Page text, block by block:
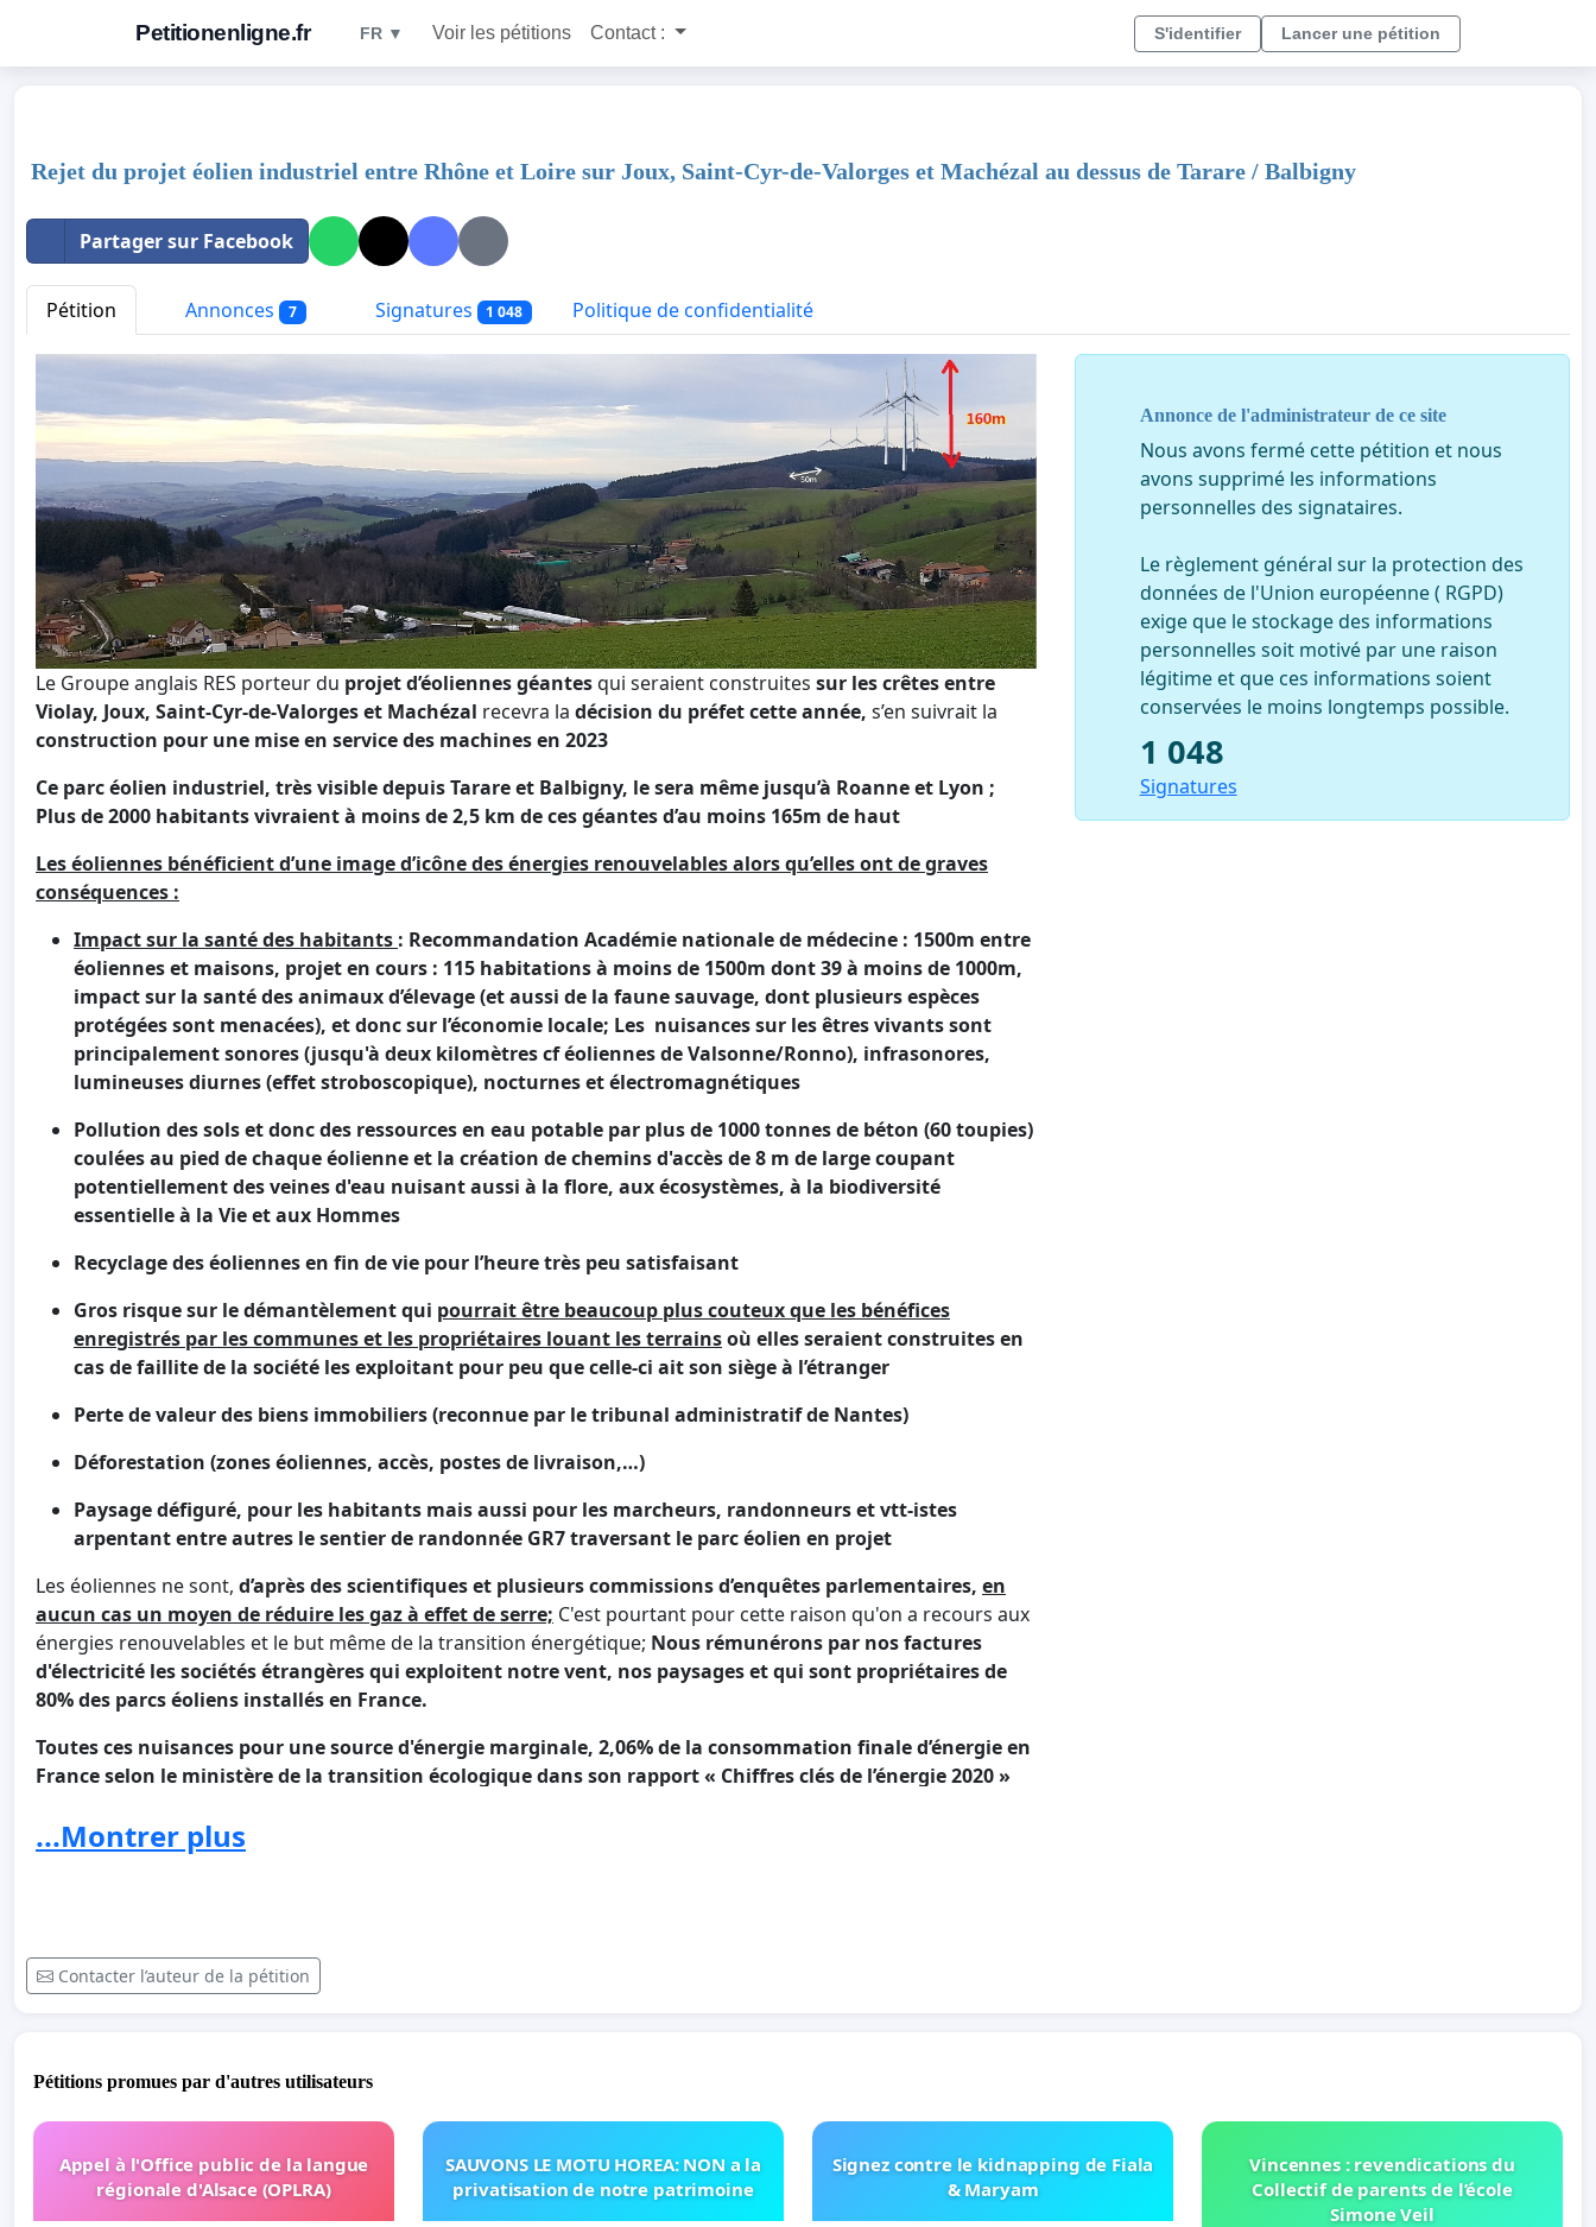
Petitionenligne.fr FR ▼ Voir les pétitions Contact : S'identifier Lancer une pétition
Rejet du projet éolien industriel entre Rhône et Loire sur Joux, Saint-Cyr-de-Valorges et Machézal au dessus de Tarare / Balbigny
Partager sur Facebook
Pétition Annonces 7 Signatures 1 048 Politique de confidentialité
Le Groupe anglais RES porteur du projet d’éoliennes géantesqui seraient construites sur les crêtes entre
Violay, Joux, Saint-Cyr-de-Valorges et Machézal recevra la décision du préfet cette année, s’en suivrait la
construction pour une mise en service des machines en 2023
Ce parc éolien industriel, très visible depuis Tarare et Balbigny, le sera même jusqu’à Roanne et Lyon ;
Plus de 2000 habitants vivraient à moins de 2,5 km de ces géantes d’au moins 165m de haut
Les éoliennes bénéficient d’une image d’icône des énergies renouvelables alors qu’elles ont de graves
conséquences :
Impact sur la santé des habitants : Recommandation Académie nationale de médecine : 1500m entre
éoliennes et maisons, projet en cours : 115 habitations à moins de 1500m dont 39 à moins de 1000m,
impact sur la santé des animaux d’élevage (et aussi de la faune sauvage, dont plusieurs espèces
protégées sont menacées), et donc sur l’économie locale; Les nuisances sur les êtres vivants sont
principalement sonores (jusqu'à deux kilomètres cf éoliennes de Valsonne/Ronno), infrasonores,
lumineuses diurnes (effet stroboscopique), nocturnes et électromagnétiques
Pollution des sols et donc des ressources en eau potable par plus de 1000 tonnes de béton (60 toupies)
coulées au pied de chaque éolienne et la création de chemins d'accès de 8 m de large coupant
potentiellement des veines d'eau nuisant aussi à la flore, aux écosystèmes, à la biodiversité
essentielle à la Vie et aux Hommes
Recyclage des éoliennes en fin de vie pour l’heure très peu satisfaisant
Gros risque sur le démantèlement qui pourrait être beaucoup plus couteux que les bénéfices
enregistrés par les communes et les propriétaires louant les terrainsoù elles seraient construites en
cas de faillite de la société les exploitant pour peu que celle-ci ait son siège à l’étranger
Perte de valeur des biens immobiliers (reconnue par le tribunal administratif de Nantes)
Déforestation (zones éoliennes, accès, postes de livraison,…)
Paysage défiguré, pour les habitants mais aussi pour les marcheurs, randonneurs et vtt-istes
arpentant entre autres le sentier de randonnée GR7 traversant le parc éolien en projet
Les éoliennes ne sont, d’après des scientifiques et plusieurs commissions d’enquêtes parlementaires, en
aucun cas un moyen de réduire les gaz à effet de serre; C'est pourtant pour cette raison qu'on a recours aux
énergies renouvelables et le but même de la transition énergétique; Nous rémunérons par nos factures
d'électricité les sociétés étrangères qui exploitent notre vent, nos paysages et qui sont propriétaires de
80% des parcs éoliens installés en France.
Toutes ces nuisances pour une source d'énergie marginale, 2,06% de la consommation finale d’énergie en
France selon le ministère de la transition écologique dans son rapport « Chiffres clés de l’énergie 2020 »
Nous demandons
l'abandon total du projet
conditions de vie!
...Montrer plus
Contacter l’auteur de la pétition
Annonce de l'administrateur de ce site
Nous avons fermé cette pétition et nous
avons supprimé les informations
personnelles des signataires.
Le règlement général sur la protection des
données de l'Union européenne ( RGPD)
exige que le stockage des informations
personnelles soit motivé par une raison
légitime et que ces informations soient
conservées le moins longtemps possible.
1 048
Signatures
Pétitions promues par d'autres utilisateurs
Appel à l'Office public de la langue
régionale d'Alsace (OPLRA)
SAUVONS LE MOTU HOREA: NON a la
privatisation de notre patrimoine
Signez contre le kidnapping de Fiala
& Maryam
Vincennes : revendications du
Collectif de parents de l’école
Simone Veil